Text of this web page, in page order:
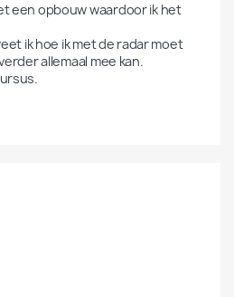
een opbouw waardoor ik het
ik hoe ik met de radar moet
allemaal mee kan.